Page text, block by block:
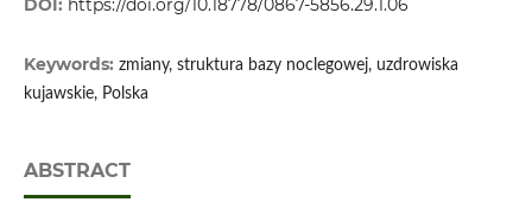
Keywords: zmiany, struktura bazy noclegowej, uzdrowiska
kujawskie, Polska
ABSTRACT